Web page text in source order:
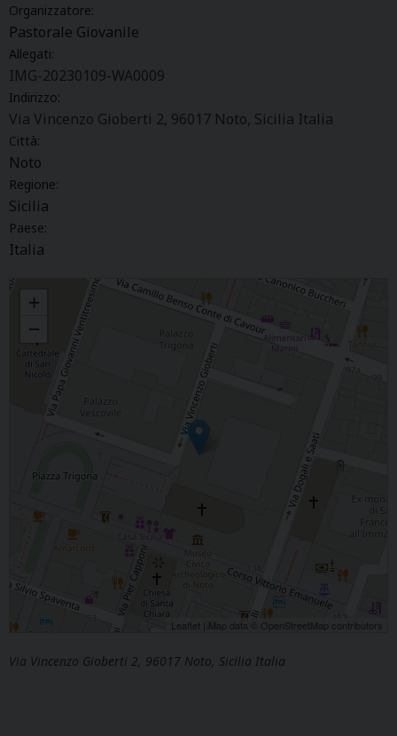
Organizzatore:
Pastorale Giovanile
Allegati:
IMG-20230109-WA0009
Indirizzo:
Via Vincenzo Gioberti 2, 96017 Noto, Sicilia Italia
Città:
Noto
Regione:
Sicilia
Paese:
Italia
CORSO DI FORMAZIONE PER EDUCATORI ED ANIMATORI. YOUTH IN
PROGRESS
+
−
Leaflet | Map data © OpenStreetMap contributors
Via Vincenzo Gioberti 2, 96017 Noto, Sicilia Italia